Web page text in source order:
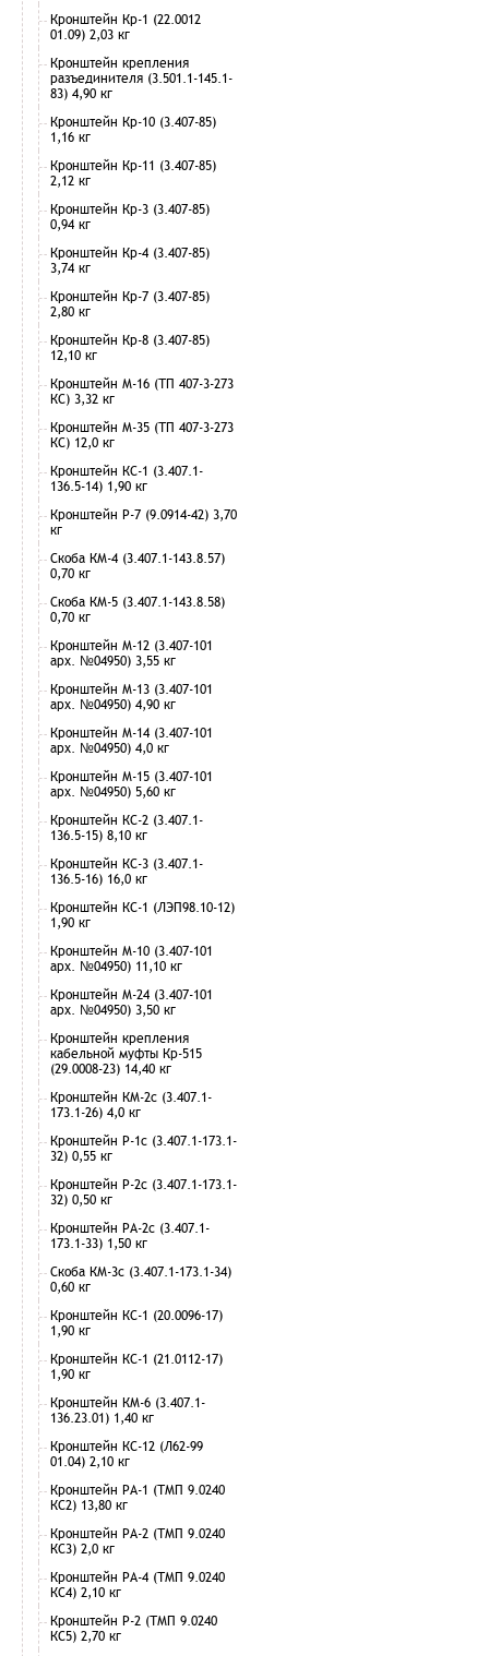
Кронштейн Кр-1 (22.0012
01.09) 2,03 кг
Кронштейн крепления
разъединителя (3.501.1-145.1-
83) 4,90 кг
Кронштейн Кр-10 (3.407-85)
1,16 кг
Кронштейн Кр-11 (3.407-85)
2,12 кг
Кронштейн Кр-3 (3.407-85)
0,94 кг
Кронштейн Кр-4 (3.407-85)
3,74 кг
Кронштейн Кр-7 (3.407-85)
2,80 кг
Кронштейн Кр-8 (3.407-85)
12,10 кг
Кронштейн М-16 (ТП 407-3-273
КС) 3,32 кг
Кронштейн М-35 (ТП 407-3-273
КС) 12,0 кг
Кронштейн КС-1 (3.407.1-
136.5-14) 1,90 кг
Кронштейн Р-7 (9.0914-42) 3,70
кг
Скоба КМ-4 (3.407.1-143.8.57)
0,70 кг
Скоба КМ-5 (3.407.1-143.8.58)
0,70 кг
Кронштейн М-12 (3.407-101
арх. №04950) 3,55 кг
Кронштейн М-13 (3.407-101
арх. №04950) 4,90 кг
Кронштейн М-14 (3.407-101
арх. №04950) 4,0 кг
Кронштейн М-15 (3.407-101
арх. №04950) 5,60 кг
Кронштейн КС-2 (3.407.1-
136.5-15) 8,10 кг
Кронштейн КС-3 (3.407.1-
136.5-16) 16,0 кг
Кронштейн КС-1 (ЛЭП98.10-12)
1,90 кг
Кронштейн М-10 (3.407-101
арх. №04950) 11,10 кг
Кронштейн М-24 (3.407-101
арх. №04950) 3,50 кг
Кронштейн крепления
кабельной муфты Кр-515
(29.0008-23) 14,40 кг
Кронштейн КМ-2с (3.407.1-
173.1-26) 4,0 кг
Кронштейн Р-1с (3.407.1-173.1-
32) 0,55 кг
Кронштейн Р-2с (3.407.1-173.1-
32) 0,50 кг
Кронштейн РА-2с (3.407.1-
173.1-33) 1,50 кг
Скоба КМ-3с (3.407.1-173.1-34)
0,60 кг
Кронштейн КС-1 (20.0096-17)
1,90 кг
Кронштейн КС-1 (21.0112-17)
1,90 кг
Кронштейн КМ-6 (3.407.1-
136.23.01) 1,40 кг
Кронштейн КС-12 (Л62-99
01.04) 2,10 кг
Кронштейн РА-1 (ТМП 9.0240
КС2) 13,80 кг
Кронштейн РА-2 (ТМП 9.0240
КС3) 2,0 кг
Кронштейн РА-4 (ТМП 9.0240
КС4) 2,10 кг
Кронштейн Р-2 (ТМП 9.0240
КС5) 2,70 кг